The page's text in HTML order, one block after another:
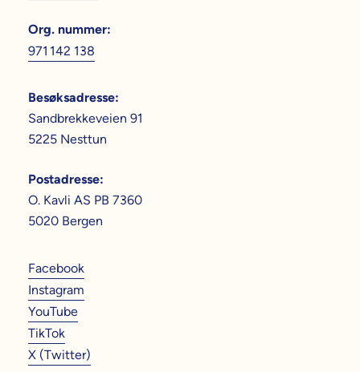
Org. nummer:
971 142 138
Besøksadresse:
Sandbrekkeveien 91
5225 Nesttun
Postadresse:
O. Kavli AS PB 7360
5020 Bergen
Facebook
Instagram
YouTube
TikTok
X (Twitter)